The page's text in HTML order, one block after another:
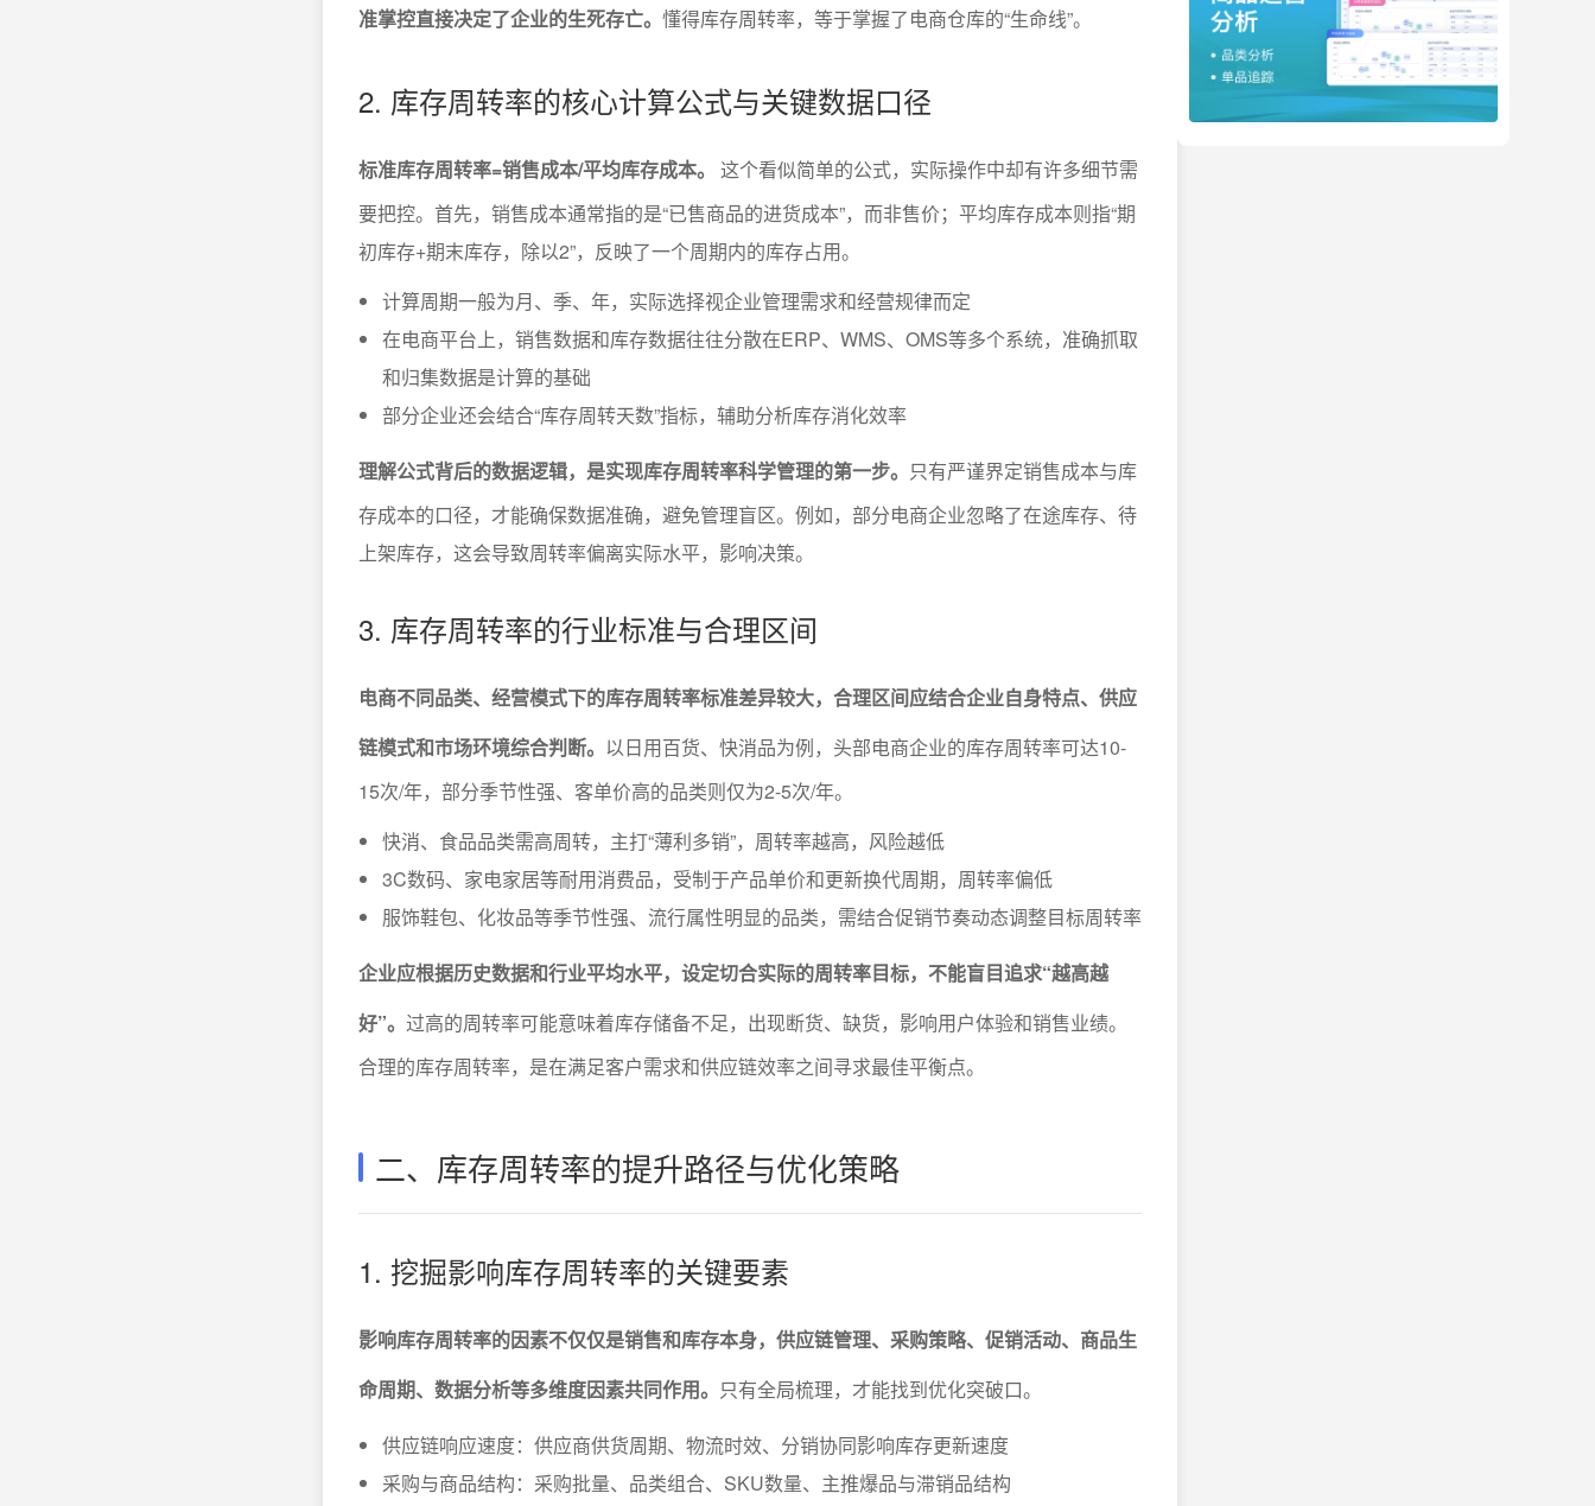
准掌控直接决定了企业的生死存亡。 懂得库存周转率，等于掌握了电商仓库的“生命线”。
2. 库存周转率的核心计算公式与关键数据口径
标准库存周转率=销售成本/平均库存成本。
这个看似简单的公式，实际操作中却有许多细节需
要把控。首先，销售成本通常指的是“已售商品的进货成本”，而非售价；平均库存成本则指“期
初库存+期末库存，除以2”，反映了一个周期内的库存占用。
计算周期一般为月、季、年，实际选择视企业管理需求和经营规律而定
在电商平台上，销售数据和库存数据往往分散在ERP、WMS、OMS等多个系统，准确抓取
和归集数据是计算的基础
部分企业还会结合“库存周转天数”指标，辅助分析库存消化效率
理解公式背后的数据逻辑，是实现库存周转率科学管理的第一步。 只有严谨界定销售成本与库
存成本的口径，才能确保数据准确，避免管理盲区。例如，部分电商企业忽略了在途库存、待
上架库存，这会导致周转率偏离实际水平，影响决策。
3. 库存周转率的行业标准与合理区间
电商不同品类、经营模式下的库存周转率标准差异较大，合理区间应结合企业自身特点、供应
链模式和市场环境综合判断。 以日用百货、快消品为例，头部电商企业的库存周转率可达10-
15次/年，部分季节性强、客单价高的品类则仅为2-5次/年。
快消、食品品类需高周转，主打“薄利多销”，周转率越高，风险越低
3C数码、家电家居等耐用消费品，受制于产品单价和更新换代周期，周转率偏低
服饰鞋包、化妆品等季节性强、流行属性明显的品类，需结合促销节奏动态调整目标周转率
企业应根据历史数据和行业平均水平，设定切合实际的周转率目标，不能盲目追求“越高越
好”。 过高的周转率可能意味着库存储备不足，出现断货、缺货，影响用户体验和销售业绩。
合理的库存周转率，是在满足客户需求和供应链效率之间寻求最佳平衡点。
二、库存周转率的提升路径与优化策略
1. 挖掘影响库存周转率的关键要素
影响库存周转率的因素不仅仅是销售和库存本身，供应链管理、采购策略、促销活动、商品生
命周期、数据分析等多维度因素共同作用。 只有全局梳理，才能找到优化突破口。
供应链响应速度：供应商供货周期、物流时效、分销协同影响库存更新速度
采购与商品结构：采购批量、品类组合、SKU数量、主推爆品与滞销品结构